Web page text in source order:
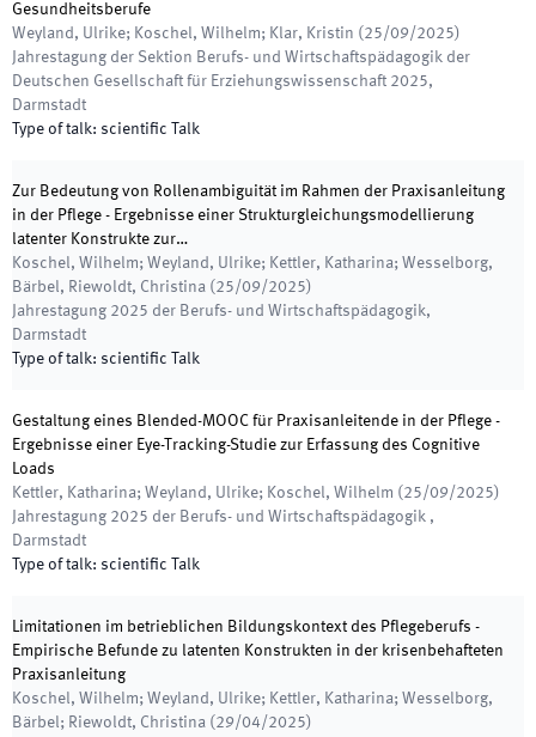
Gesundheitsberufe
Weyland, Ulrike; Koschel, Wilhelm; Klar, Kristin ( 25/09/2025)
Jahrestagung der Sektion Berufs- und Wirtschaftspädagogik der
Deutschen Gesellschaft für Erziehungswissenschaft 2025,
Darmstadt
Type of talk: scientific Talk
Zur Bedeutung von Rollenambiguität im Rahmen der Praxisanleitung
in der Pflege - Ergebnisse einer Strukturgleichungsmodellierung
latenter Konstrukte zur…
Koschel, Wilhelm; Weyland, Ulrike; Kettler, Katharina; Wesselborg,
Bärbel, Riewoldt, Christina ( 25/09/2025)
Jahrestagung 2025 der Berufs- und Wirtschaftspädagogik,
Darmstadt
Type of talk: scientific Talk
Gestaltung eines Blended-MOOC für Praxisanleitende in der Pflege -
Ergebnisse einer Eye-Tracking-Studie zur Erfassung des Cognitive
Loads
Kettler, Katharina; Weyland, Ulrike; Koschel, Wilhelm ( 25/09/2025)
Jahrestagung 2025 der Berufs- und Wirtschaftspädagogik ,
Darmstadt
Type of talk: scientific Talk
Limitationen im betrieblichen Bildungskontext des Pflegeberufs -
Empirische Befunde zu latenten Konstrukten in der krisenbehafteten
Praxisanleitung
Koschel, Wilhelm; Weyland, Ulrike; Kettler, Katharina; Wesselborg,
Bärbel; Riewoldt, Christina ( 29/04/2025)